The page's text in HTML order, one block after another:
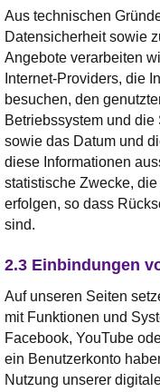
Aus technischen
Datensicherheit sowie
Angebote verarbeiten
Internet-Providers, die
besuchen, den
Betriebssystem und
sowie das Datum und
diese Informationen
statistische Zwecke,
erfolgen, so dass
sind.
2.3 Einbindungen
Auf unseren Seiten
mit Funktionen und
Facebook, YouTube
ein Benutzerkonto
Nutzung unserer